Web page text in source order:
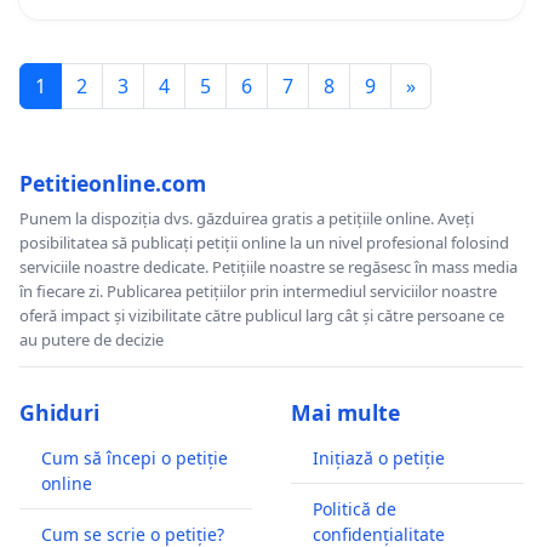
1 2 3 4 5 6 7 8 9 »
Petitieonline.com
Punem la dispoziția dvs. găzduirea gratis a petițiile online. Aveți
posibilitatea să publicați petiții online la un nivel profesional folosind
serviciile noastre dedicate. Petițiile noastre se regăsesc în mass media
în fiecare zi. Publicarea petițiilor prin intermediul serviciilor noastre
oferă impact și vizibilitate către publicul larg cât și către persoane ce
au putere de decizie
Ghiduri
Cum să începi o petiție
online
Cum se scrie o petiție?
Mai multe
Inițiază o petiție
Politică de
confidențialitate